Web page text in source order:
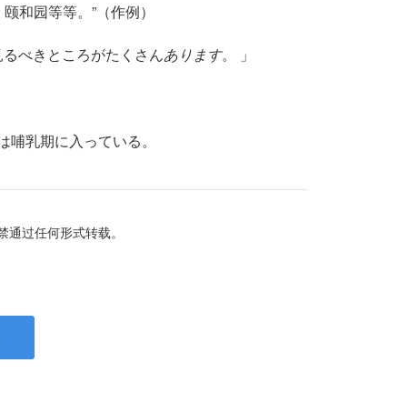
和园等等。”（作例）
べきところがたくさんあります。 」
哺乳期に入っている。
过任何形式转载。